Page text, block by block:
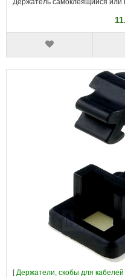
[Держатели, скобы для кабелей